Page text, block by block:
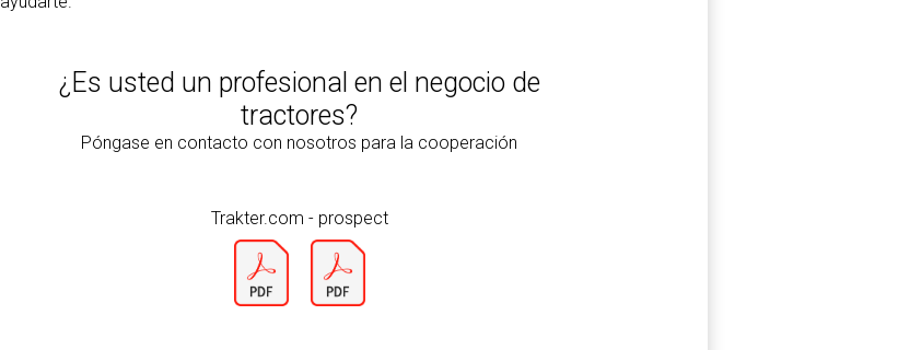
¿Es usted un profesional en el negocio de
tractores?
Póngase en contacto con nosotros para la cooperación
Trakter.com - prospect